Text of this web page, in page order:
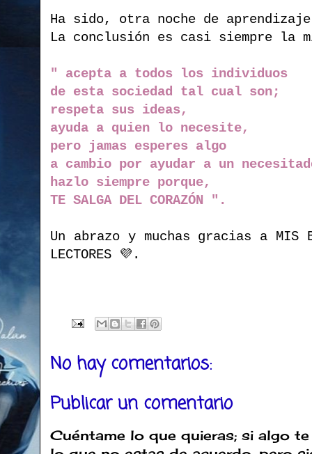
Ha sido, otra noche de
La conclusión es casi siempre la
" acepta a todos los individuos
de esta sociedad tal cual son;
respeta sus ideas,
ayuda a quien lo necesite,
pero jamas esperes algo
a cambio por ayudar a un
hazlo siempre porque,
TE SALGA DEL CORAZÓN ".
Un abrazo y muchas gracias a MIS
LECTORES 💜.
No hay comentarios:
Publicar un comentario
Cuéntame lo que quieras; si algo